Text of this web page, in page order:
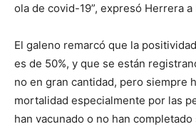
ola de covid-19”, expresó Herrera a
El galeno remarcó que la
es de 50%, y que se están
no en gran cantidad, pero siempre
mortalidad especialmente por las
han vacunado o no han